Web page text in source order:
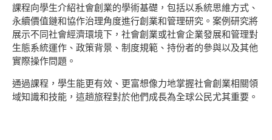
課程向學生介紹社會創業的學術基礎，包括以系統思維方式、
永續價值鏈和協作治理角度進行創業和管理研究。案例研究將
展示不同社會經濟環境下，社會創業或社會企業發展和管理對
生態系統運作、政策背景、制度規範、持份者的參與以及其他
實際操作問題。
通過課程，學生能更有效、更富想像力地掌握社會創業相關領
域知識和技能，這趟旅程對於他們成長為全球公民尤其重要。